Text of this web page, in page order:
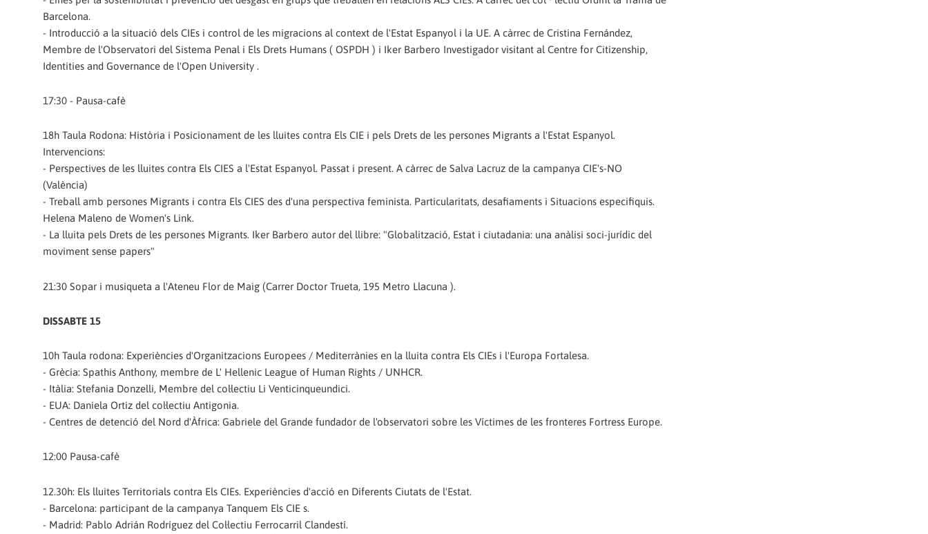
Barcelona.
- Introducció a la situació dels CIEs i control de les migracions al context de l'Estat Espanyol i la UE. A càrrec de Cristina Fernández,
Membre de l'Observatori del Sistema Penal i Els Drets Humans ( OSPDH ) i Iker Barbero Investigador visitant al Centre for Citizenship,
Identities and Governance de l'Open University .
17:30 - Pausa-cafè
18h Taula Rodona: Història i Posicionament de les lluites contra Els CIE i pels Drets de les persones Migrants a l'Estat Espanyol.
Intervencions:
- Perspectives de les lluites contra Els CIES a l'Estat Espanyol. Passat i present. A càrrec de Salva Lacruz de la campanya CIE's-NO
(València)
- Treball amb persones Migrants i contra Els CIES des d'una perspectiva feminista. Particularitats, desafiaments i Situacions especifiquis.
Helena Maleno de Women's Link.
- La lluita pels Drets de les persones Migrants. Iker Barbero autor del llibre: "Globalització, Estat i ciutadania: una anàlisi soci-jurídic del
moviment sense papers"
21:30 Sopar i musiqueta a l'Ateneu Flor de Maig (Carrer Doctor Trueta, 195 Metro Llacuna ).
DISSABTE 15
10h Taula rodona: Experiències d'Organitzacions Europees / Mediterrànies en la lluita contra Els CIEs i l'Europa Fortalesa.
- Grècia: Spathis Anthony, membre de L' Hellenic League of Human Rights / UNHCR.
- Itàlia: Stefania Donzelli, Membre del col·lectiu Li Venticinqueundici.
- EUA: Daniela Ortiz del col·lectiu Antigonia.
- Centres de detenció del Nord d'Àfrica: Gabriele del Grande fundador de l'observatori sobre les Víctimes de les fronteres Fortress Europe.
12:00 Pausa-cafè
12.30h: Els lluites Territorials contra Els CIEs. Experiències d'acció en Diferents Ciutats de l'Estat.
- Barcelona: participant de la campanya Tanquem Els CIE s.
- Madrid: Pablo Adrián Rodríguez del Col·lectiu Ferrocarril Clandestí.